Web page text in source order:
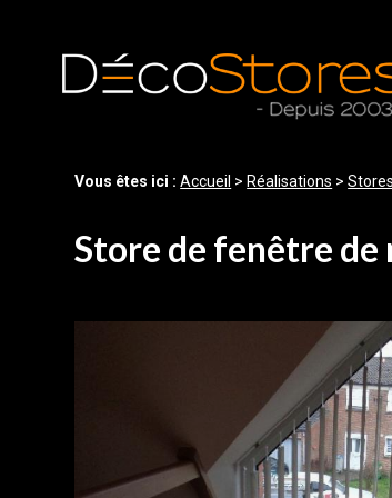
Vous êtes ici :Accueil > Réalisations >
Store de fenêtre de